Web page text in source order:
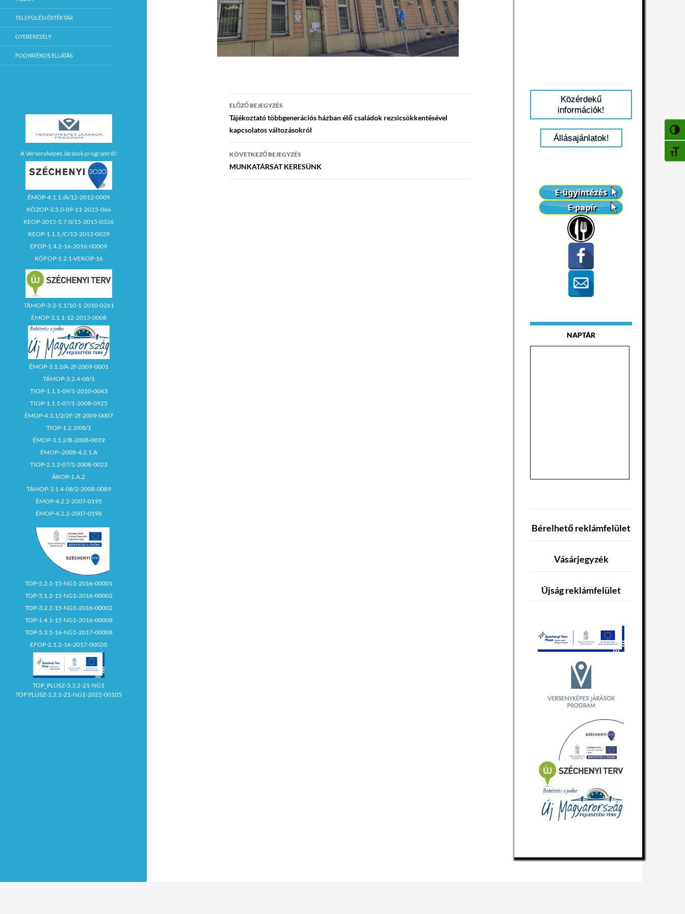
Bejegyzés
navigáció
ELŐZŐ BEJEGYZÉS
Tájékoztató többgenerációs házban élő családok rezsicsökkentésével
kapcsolatos változásokról
KÖVETKEZŐ BEJEGYZÉS
MUNKATÁRSAT KERESÜNK
Közérdekű
információk!
Állásajánlatok!
NAPTÁR
Bérelhető reklámfelület
Vásárjegyzék
Újság reklámfelület
TELEPÜLÉSI ÉRTÉKTÁR
GYEREKESÉLY
FOGYATÉKOS ELLÁTÁS
A Versenyképes Járások programról:
ÉMOP-4.1.1./A/12-2012-0009
KÖZOP-3.5.0-09-11-2015-066
KEOP-2015-5.7.0/15-2015-0326
KEOP-1.1.1./C/13-2013-0029
EFOP-1.4.2-16-2016-00009
KÖFOP-1.2.1-VEKOP-16
TÁMOP-3-2-1.1/10-1-2010-0261
ÉMOP-3.1.1-12-2013-0008
ÉMOP-3.1.2/A-2f-2009-0001
TÁMOP-3.2.4-08/1
TIOP-1.1.1-09/1-2010-0043
TIOP-1.1.1-07/1-2008-0925
ÉMOP-4.3.1/2/2F-2f-2009-0007
TIOP-1.2.3/08/1
ÉMOP-3.1.2/B-2008-0019
ÉMOP–2008-4.2.1.A
TIOP-2.1.2-07/1-2008-0023
ÁROP-1.A.2
TÁMOP-3.1.4-08/2-2008-0089
ÉMOP-4.2.2-2007-0195
ÉMOP-4.2.2-2007-0198
TOP-5.2.1-15-NG1-2016-00001
TOP-5.1.2-15-NG1-2016-00002
TOP-3.2.2-15-NG1-2016-00002
TOP-1.4.1-15-NG1-2016-00008
TOP-5.3.1-16-NG1-2017-00008
EFOP-2.1.2-16-2017-00020
TOP_PLUSZ-3.3.2-21-NG1
TOP PLUSZ-1.2.1-21-NG1-2022-00105